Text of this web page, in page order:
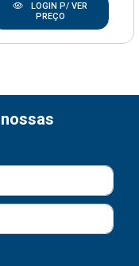
LOGIN P/ VER
PREÇO